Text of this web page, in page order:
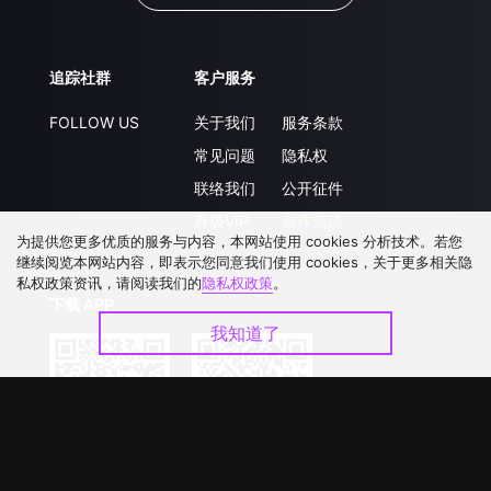
追踪社群
FOLLOW US
客户服务
关于我们
常见问题
联络我们
服务条款
隐私权
公开征件
为提供您更多优质的服务与内容，本网站使用 cookies 分析技术。若您
继续阅览本网站内容，即表示您同意我们使用 cookies，关于更多相关隐
私权政策资讯，请阅读我们的隐私权政策。
我知道了